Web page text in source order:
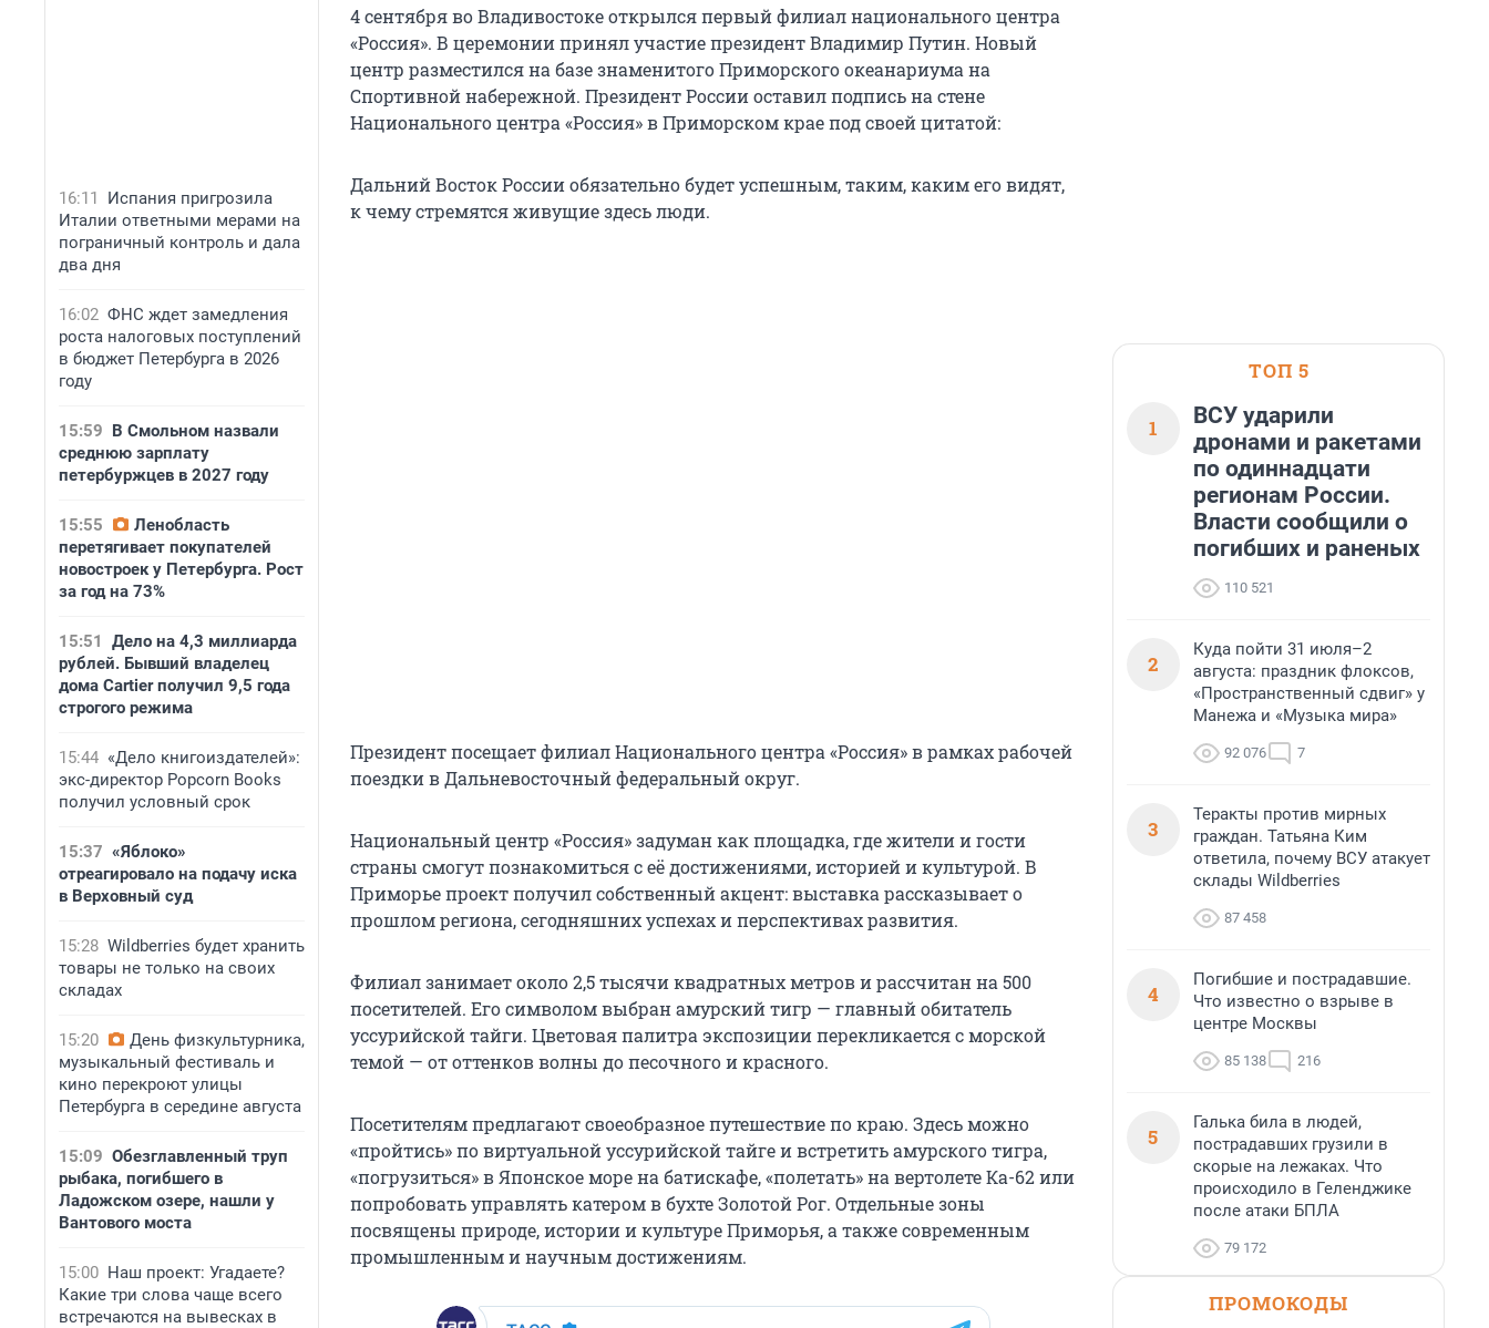
16:11
Испания пригрозила
Италии ответными мерами на
пограничный контроль и дала
два дня
16:02 ФНС ждет замедления
роста налоговых поступлений
в бюджет Петербурга в 2026
году
15:59 В Смольном назвали
среднюю зарплату
петербуржцев в 2027 году
15:55
Ленобласть
перетягивает покупателей
новостроек у Петербурга. Рост
за год на 73%
15:51
Дело на 4,3 миллиарда
рублей. Бывший владелец
дома Cartier получил 9,5 года
строгого режима
15:44 «Дело книгоиздателей»:
экс-директор Popcorn Books
получил условный срок
15:37 «Яблоко»
отреагировало на подачу иска
в Верховный суд
15:28 Wildberries будет хранить
товары не только на своих
складах
15:20
День физкультурника,
музыкальный фестиваль и
кино перекроют улицы
Петербурга в середине августа
15:09 Обезглавленный труп
рыбака, погибшего в
Ладожском озере, нашли у
Вантового моста
15:00 Наш проект: Угадаете?
Какие три слова чаще всего
встречаются на вывесках в
4 сентября во Владивостоке открылся первый филиал национального центра
«Россия». В церемонии принял участие президент Владимир Путин. Новый
центр разместился на базе знаменитого Приморского океанариума на
Спортивной набережной. Президент России оставил подпись на стене
Национального центра «Россия» в Приморском крае под своей цитатой:
Дальний Восток России обязательно будет успешным, таким, каким его видят,
к чему стремятся живущие здесь люди.
Президент посещает филиал Национального центра «Россия» в рамках рабочей
поездки в Дальневосточный федеральный округ.
Национальный центр «Россия» задуман как площадка, где жители и гости
страны смогут познакомиться с её достижениями, историей и культурой. В
Приморье проект получил собственный акцент: выставка рассказывает о
прошлом региона, сегодняшних успехах и перспективах развития.
Филиал занимает около 2,5 тысячи квадратных метров и рассчитан на 500
посетителей. Его символом выбран амурский тигр — главный обитатель
уссурийской тайги. Цветовая палитра экспозиции перекликается с морской
темой — от оттенков волны до песочного и красного.
Посетителям предлагают своеобразное путешествие по краю. Здесь можно
«пройтись» по виртуальной уссурийской тайге и встретить амурского тигра,
«погрузиться» в Японское море на батискафе, «полетать» на вертолете Ка-62 или
попробовать управлять катером в бухте Золотой Рог. Отдельные зоны
посвящены природе, истории и культуре Приморья, а также современным
промышленным и научным достижениям.
ТОП 5
1
ВСУ ударили
дронами и ракетами
по одиннадцати
регионам России.
Власти сообщили о
погибших и раненых
110 521
2
Куда пойти 31 июля–2
августа: праздник флоксов,
«Пространственный сдвиг» у
Манежа и «Музыка мира»
92 076 7
3
Теракты против мирных
граждан. Татьяна Ким
ответила, почему ВСУ атакует
склады Wildberries
87 458
4
Погибшие и пострадавшие.
Что известно о взрыве в
центре Москвы
85 138 216
5
Галька била в людей,
пострадавших грузили в
скорые на лежаках. Что
происходило в Геленджике
после атаки БПЛА
79 172
ПРОМОКОДЫ